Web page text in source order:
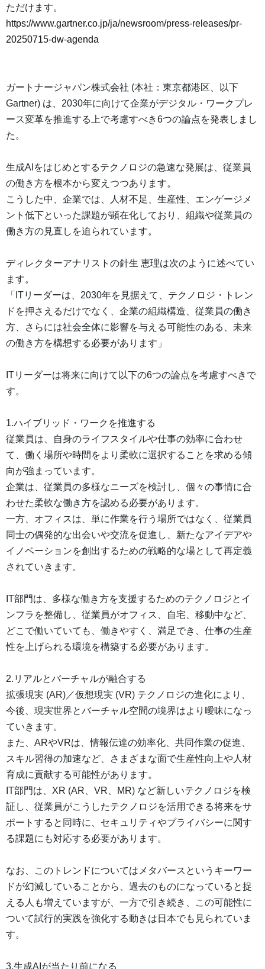
ただけます。
https://www.gartner.co.jp/ja/newsroom/press-releases/pr-
20250715-dw-agenda
ガートナージャパン株式会社 (本社：東京都港区、以下
Gartner) は、2030年に向けて企業がデジタル・ワークプレ
ース変革を推進する上で考慮すべき6つの論点を発表しまし
た。
生成AIをはじめとするテクノロジの急速な発展は、従業員
の働き方を根本から変えつつあります。
こうした中、企業では、人材不足、生産性、エンゲージメ
ント低下といった課題が顕在化しており、組織や従業員の
働き方の見直しを迫られています。
ディレクターアナリストの針生 恵理は次のように述べてい
ます。
「ITリーダーは、2030年を見据えて、テクノロジ・トレン
ドを押さえるだけでなく、企業の組織構造、従業員の働き
方、さらには社会全体に影響を与える可能性のある、未来
の働き方を構想する必要があります」
ITリーダーは将来に向けて以下の6つの論点を考慮すべきで
す。
1.ハイブリッド・ワークを推進する
従業員は、自身のライフスタイルや仕事の効率に合わせ
て、働く場所や時間をより柔軟に選択することを求める傾
向が強まっています。
企業は、従業員の多様なニーズを検討し、個々の事情に合
わせた柔軟な働き方を認める必要があります。
一方、オフィスは、単に作業を行う場所ではなく、従業員
同士の偶発的な出会いや交流を促進し、新たなアイデアや
イノベーションを創出するための戦略的な場として再定義
されていきます。
IT部門は、多様な働き方を支援するためのテクノロジとイ
ンフラを整備し、従業員がオフィス、自宅、移動中など、
どこで働いていても、働きやすく、満足でき、仕事の生産
性を上げられる環境を構築する必要があります。
2.リアルとバーチャルが融合する
拡張現実 (AR)／仮想現実 (VR) テクノロジの進化により、
今後、現実世界とバーチャル空間の境界はより曖昧になっ
ていきます。
また、ARやVRは、情報伝達の効率化、共同作業の促進、
スキル習得の加速など、さまざまな面で生産性向上や人材
育成に貢献する可能性があります。
IT部門は、XR (AR、VR、MR) など新しいテクノロジを検
証し、従業員がこうしたテクノロジを活用できる将来をサ
ポートすると同時に、セキュリティやプライバシーに関す
る課題にも対応する必要があります。
なお、このトレンドについてはメタバースというキーワー
ドが幻滅していることから、過去のものになっていると捉
える人も増えていますが、一方で引き続き、この可能性に
ついて試行的実践を強化する動きは日本でも見られていま
す。
3.生成AIが当たり前になる